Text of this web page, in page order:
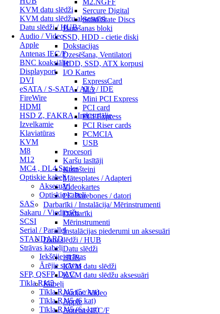
KVM datu slēdži
KVM datu slēdžu aksesuāri
Datu slēdži / HUB
Audio / Video
Apple
Antenas IEC/F
BNC koaksiālie
Displayport
DVI
eSATA / S-SATA / ATA / IDE
FireWire
HDMI
HSD Z, FAKRA, Industriālie
Izvelkamie
Klaviatūras
KVM
M8
M12
MC4 , DL4 Saules
Optiskie kabeļi
Aksesuāri
Optiskie kabeļi
SAS
Sakaru / Viedierīču
SCSI
Serial / Parallel
STANDARD
Strāvas kabeļi
Iekšējie strāvas
Ārējie strāvas
SFP, QSFP, DAC
Tīkla RJ45
Tīkla RJ45 (5e kat)
Tīkla RJ45 (6 kat)
Tīkla RJ45 (6a kat)
M2.NGFF
Sercure Digital
Solid State Discs
Barošanas bloki
SSD, HDD - cietie diski
Dokstacijas
Dzesēšana, Ventilatori
HDD, SSD, ATX korpusi
I/O Kartes
ExpressCard
M.2
Mini PCI Express
PCI card
PCI Express
PCI Riser cards
PCMCIA
USB
Procesori
Karšu lasītāji
Kronšteini
Mātesplates / Adapteri
Videokartes
PC Barebones / datori
Darbarīki / Instalācija/ Mērinstrumenti
Darbarīki
Mērinstrumenti
Instalācijas piederumi un aksesuāri
Datu slēdži / HUB
Datu slēdži
HUB
KVM datu slēdži
KVM datu slēdžu aksesuāri
Kabeļi
Audio / Video
Apple
Antenas IEC/F